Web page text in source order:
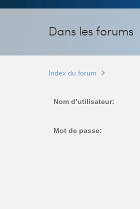
Dans les forums
Index du forum
Nom d’utilisateur:
Mot de passe: